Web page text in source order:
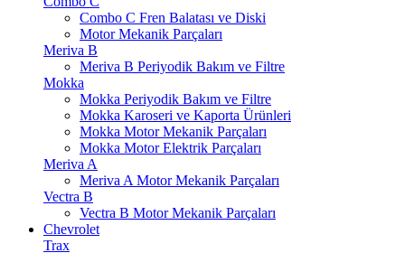
Combo C Fren Balatası ve Diski
Motor Mekanik Parçaları
Meriva B
Meriva B Periyodik Bakım ve Filtre
Mokka
Mokka Periyodik Bakım ve Filtre
Mokka Karoseri ve Kaporta Ürünleri
Mokka Motor Mekanik Parçaları
Mokka Motor Elektrik Parçaları
Meriva A
Meriva A Motor Mekanik Parçaları
Vectra B
Vectra B Motor Mekanik Parçaları
Chevrolet
Trax